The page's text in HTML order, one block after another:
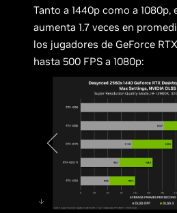
Tanto a 1440p como a
aumenta 1.7 veces en
los jugadores de GeForce
hasta 500 FPS a 1080p: